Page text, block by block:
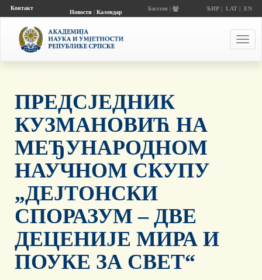
Контакт
Новости| Календар
Билтен | ЋИР| LAT| EN
ПРЕДСЈЕДНИК
КУЗМАНОВИЋ НА
МЕЂУНАРОДНОМ
НАУЧНОМ СКУПУ
„ДЕЈТОНСКИ
СПОРАЗУМ – ДВЕ
ДЕЦЕНИЈЕ МИРА И
ПОУКЕ ЗА СВЕТ“